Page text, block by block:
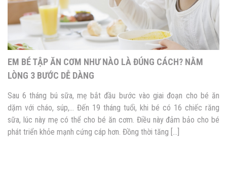
EM BÉ TẬP ĂN CƠM NHƯ NÀO LÀ ĐÚNG CÁCH? NẰM
LÒNG 3 BƯỚC DỄ DÀNG
Sau 6 tháng bú sữa, mẹ bắt đầu bước vào giai đoạn cho bé ăn
dặm với cháo, súp,… Đến 19 tháng tuổi, khi bé có 16 chiếc răng
sữa, lúc này mẹ có thể cho bé ăn cơm. Điều này đảm bảo cho bé
phát triển khỏe mạnh cứng cáp hơn. Đồng thời tăng […]